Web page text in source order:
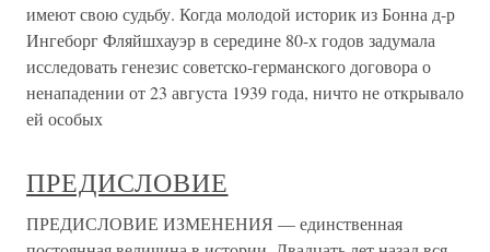
имеют свою судьбу. Когда моло­дой историк из Бонна д-р
Ингеборг Фляйшхауэр в середине 80-х годов задумала
исследовать генезис советско-германского договора о
ненапа­дении от 23 августа 1939 года, ничто не открывало
ей особых
ПРЕДИСЛОВИЕ
ПРЕДИСЛОВИЕ ИЗМЕНЕНИЯ — единственная